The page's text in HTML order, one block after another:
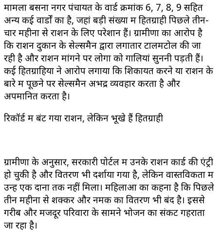
मामला बसना नगर पंचायत के वार्ड क्रमांक 6, 7, 8, 9 सहित
अन्य कई वार्डों का है, जहां बड़ी संख्या में हितग्राही पिछले तीन-
चार महीनों से राशन के लिए परेशान हैं। ग्रामीणों का आरोप है
कि राशन दुकान के सेल्समैन द्वारा लगातार टालमटोल की जा
रही है और राशन मांगने पर लोगों को गालियां सुननी पड़ती हैं।
कई हितग्राहियों ने आरोप लगाया कि शिकायत करने या राशन के
बारे में पूछने पर सेल्समैन अभद्र व्यवहार करता है और
अपमानित करता है।
रिकॉर्ड में बंट गया राशन, लेकिन भूखे हैं हितग्राही
ग्रामीणों के अनुसार, सरकारी पोर्टल में उनके राशन कार्ड की एंट्री
हो चुकी है और वितरण भी दर्शाया गया है, लेकिन वास्तविकता में
उन्हें एक दाना तक नहीं मिला। महिलाओं का कहना है कि पिछले
तीन महीनों से शक्कर और नमक का वितरण भी बंद है। इससे
गरीब और मजदूर परिवारों के सामने भोजन का संकट गहराता
जा रहा है।